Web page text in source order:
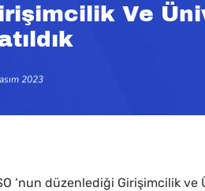
Ve
2023
‘nun düzenlediği Girişimcilik ve